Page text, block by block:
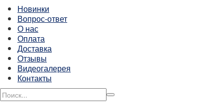
Новинки
Вопрос-ответ
О нас
Оплата
Доставка
Отзывы
Видеогалерея
Контакты